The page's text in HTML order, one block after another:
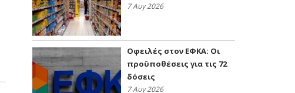
7 Αυγ 2026
Οφειλές στον ΕΦΚΑ: Οι
προϋποθέσεις για τις 72
δόσεις
7 Αυγ 2026